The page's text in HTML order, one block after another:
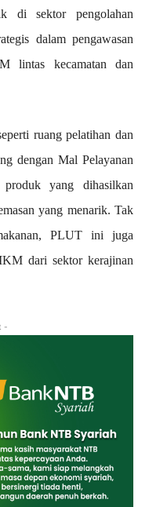
di sektor pengolahan
dalam pengawasan
lintas kecamatan dan
ruang pelatihan dan
dengan Mal Pelayanan
yang dihasilkan
yang menarik. Tak
PLUT ini juga
dari sektor kerajinan
-